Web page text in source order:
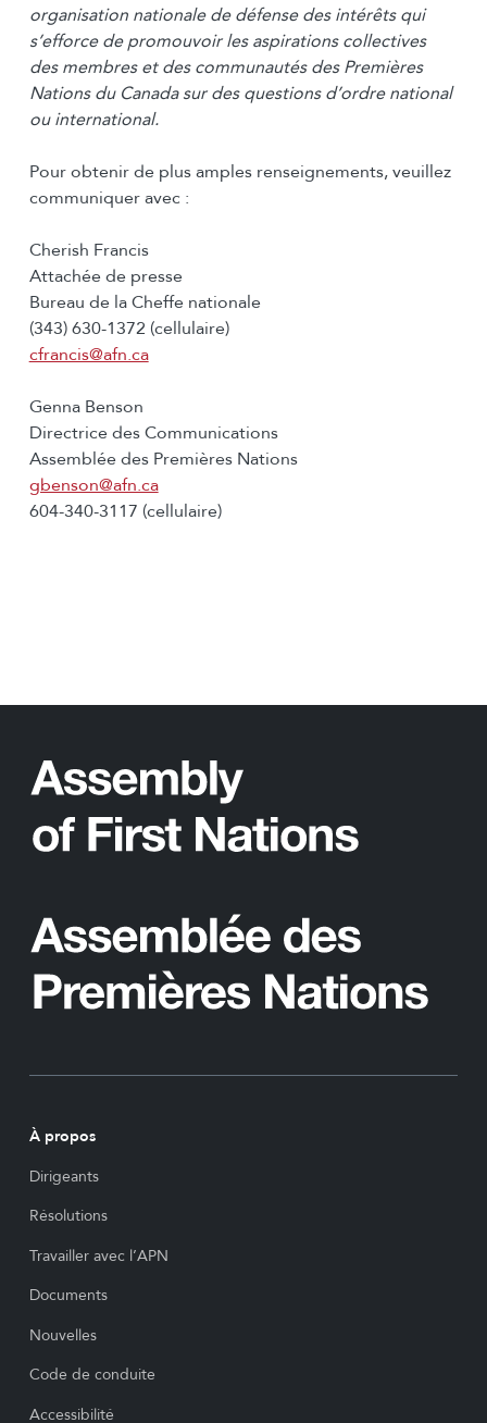
organisation nationale de défense des intérêts qui
s’efforce de promouvoir les aspirations collectives
des membres et des communautés des Premières
Nations du Canada sur des questions d’ordre national
ou international.
Pour obtenir de plus amples renseignements, veuillez
communiquer avec :
Cherish Francis
Attachée de presse
Bureau de la Cheffe nationale
(343) 630-1372 (cellulaire)
cfrancis@afn.ca
Genna Benson
Directrice des Communications
Assemblée des Premières Nations
gbenson@afn.ca
604-340-3117 (cellulaire)
À propos
Dirigeants
Résolutions
Travailler avec l’APN
Documents
Nouvelles
Code de conduite
Accessibilité